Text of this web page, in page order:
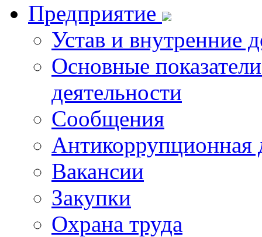
Предприятие
Устав и внутренние
Основные
деятельности
Сообщения
Антикоррупционная
Вакансии
Закупки
Охрана труда